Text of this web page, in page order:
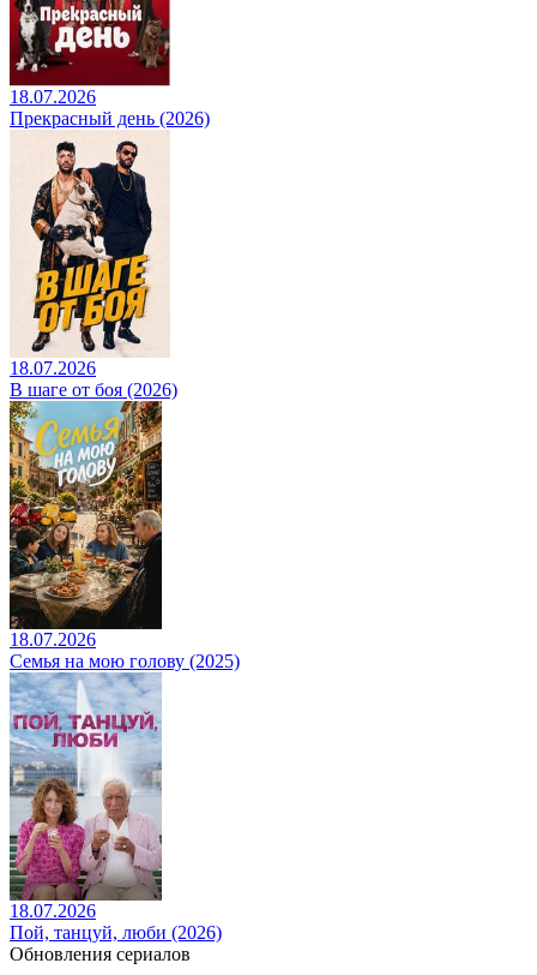
18.07.2026
Прекрасный день (2026)
18.07.2026
В шаге от боя (2026)
18.07.2026
Семья на мою голову (2025)
18.07.2026
Пой, танцуй, люби (2026)
Обновления сериалов